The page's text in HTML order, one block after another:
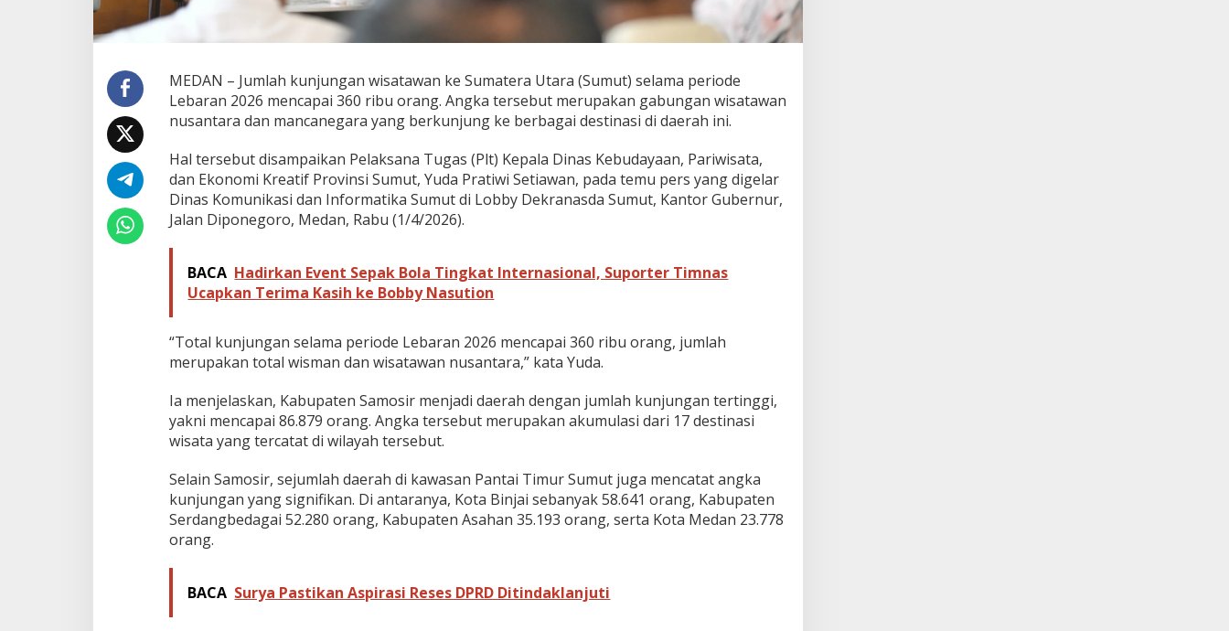
w
n
P
a
d
t
i
D
e
s
n
a
S
a
L
e
b
r
a
n
MEDAN – Jumlah kunjungan wisatawan ke Sumatera Utara (Sumut) selama periode
Lebaran 2026 mencapai 360 ribu orang. Angka tersebut merupakan gabungan wisatawan
nusantara dan mancanegara yang berkunjung ke berbagai destinasi di daerah ini.
Hal tersebut disampaikan Pelaksana Tugas (Plt) Kepala Dinas Kebudayaan, Pariwisata,
dan Ekonomi Kreatif Provinsi Sumut, Yuda Pratiwi Setiawan, pada temu pers yang digelar
Dinas Komunikasi dan Informatika Sumut di Lobby Dekranasda Sumut, Kantor Gubernur,
Jalan Diponegoro, Medan, Rabu (1/4/2026).
BACA Hadirkan Event Sepak Bola Tingkat Internasional, Suporter Timnas
Ucapkan Terima Kasih ke Bobby Nasution
“Total kunjungan selama periode Lebaran 2026 mencapai 360 ribu orang, jumlah
merupakan total wisman dan wisatawan nusantara,” kata Yuda.
Ia menjelaskan, Kabupaten Samosir menjadi daerah dengan jumlah kunjungan tertinggi,
yakni mencapai 86.879 orang. Angka tersebut merupakan akumulasi dari 17 destinasi
wisata yang tercatat di wilayah tersebut.
Selain Samosir, sejumlah daerah di kawasan Pantai Timur Sumut juga mencatat angka
kunjungan yang signifikan. Di antaranya, Kota Binjai sebanyak 58.641 orang, Kabupaten
Serdangbedagai 52.280 orang, Kabupaten Asahan 35.193 orang, serta Kota Medan 23.778
orang.
BACA Surya Pastikan Aspirasi Reses DPRD Ditindaklanjuti